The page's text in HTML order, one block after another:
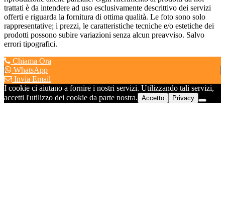
trattati è da intendere ad uso esclusivamente descrittivo dei servizi
offerti e riguarda la fornitura di ottima qualità. Le foto sono solo
rappresentative; i prezzi, le caratteristiche tecniche e/o estetiche dei
prodotti possono subire variazioni senza alcun preavviso. Salvo
errori tipografici.
Chiama Ora
WhatsApp
Invia Email
I cookie ci aiutano a fornire i nostri servizi. Utilizzando tali servizi,
accetti l'utilizzo dei cookie da parte nostra. Accetto Privacy